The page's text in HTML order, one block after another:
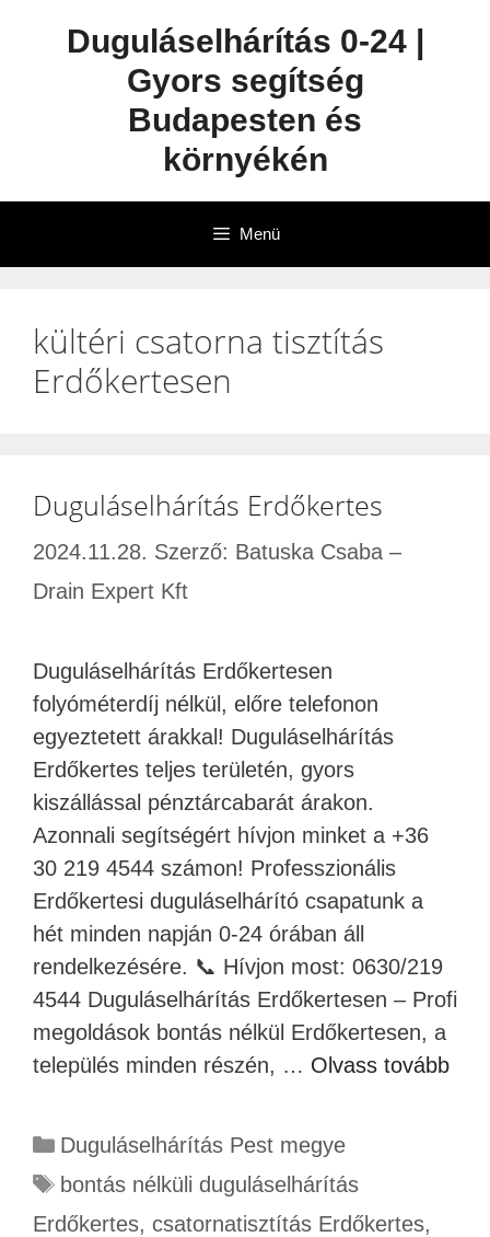
Duguláselhárítás 0-24 |
Gyors segítség
Budapesten és
környékén
Menü
kültéri csatorna tisztítás
Erdőkertesen
Duguláselhárítás Erdőkertes
2024.11.28. Szerző: Batuska Csaba –
Drain Expert Kft
Duguláselhárítás Erdőkertesen
folyóméterdíj nélkül, előre telefonon
egyeztetett árakkal! Duguláselhárítás
Erdőkertes teljes területén, gyors
kiszállással pénztárcabarát árakon.
Azonnali segítségért hívjon minket a +36
30 219 4544 számon! Professzionális
Erdőkertesi duguláselhárító csapatunk a
hét minden napján 0-24 órában áll
rendelkezésére. 📞 Hívjon most: 0630/219
4544 Duguláselhárítás Erdőkertesen – Profi
megoldások bontás nélkül Erdőkertesen, a
település minden részén, … Olvass tovább
Duguláselhárítás Pest megye
bontás nélküli duguláselhárítás
Erdőkertes, csatornatisztítás Erdőkertes,